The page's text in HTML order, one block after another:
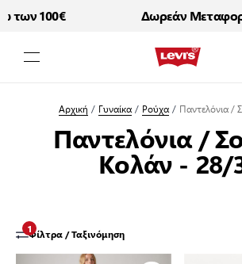
100€ Δωρεάν
Αρχική / Γυναίκα / Ρούχα / Παντελόνια /
Παντελόνια /
Κολάν - 28/
Φίλτρα / Ταξινόμηση
1